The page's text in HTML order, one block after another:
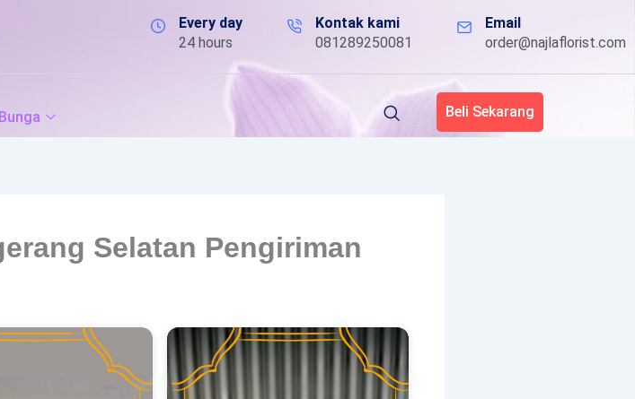
Every day
24 hours
Kontak kami
081289250081
Email
order@najlaflorist.com
Beli Sekarang
Selatan Pengiriman